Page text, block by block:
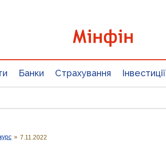
Банки Страхування Інвестиції
» 7.11.2022